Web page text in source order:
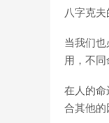
八字克
当我们
用，不
在人的命
合其他的